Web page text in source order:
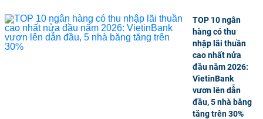
TOP 10 ngân
hàng có thu
nhập lãi thuần
cao nhất nửa
đầu năm 2026:
VietinBank
vươn lên dẫn
đầu, 5 nhà băng
tăng trên 30%